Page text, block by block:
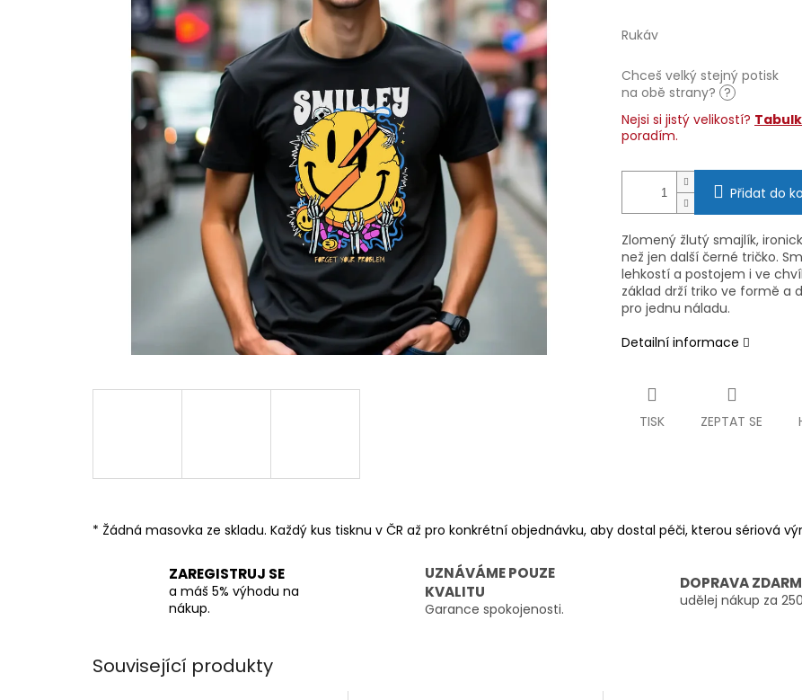
Rukáv
Chceš velký stejný potisk
na obě strany? ?
Nejsi si jistý velikostí?
poradím.
Přidat do
Zlomený žlutý smajlík,
než jen další černé tričko.
lehkostí a postojem i ve
základ drží triko ve formě a
pro jednu náladu.
Detailní informace
TISK ZEPTAT SE
* Žádná masovka ze skladu. Každý kus tisknu v ČR až pro konkrétní objednávku, aby dostal péči, kterou sériová
ZAREGISTRUJ SE
a máš 5% výhodu na
nákup.
UZNÁVÁME POUZE
KVALITU
Garance spokojenosti.
DOPRAVA
udělej nákup za
Související produkty